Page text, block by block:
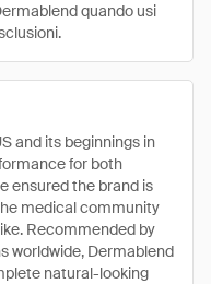
and its beginnings in
for both
ensured the brand is
medical community
Recommended by
worldwide, Dermablend
natural-looking
quando usi